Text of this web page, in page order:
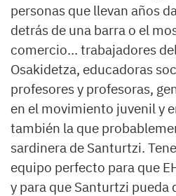
personas que llevan años
detrás de una barra o el
comercio… trabajadores
Osakidetza, educadoras
profesores y profesoras,
en el movimiento juvenil y
también la que
sardinera de Santurtzi.
equipo perfecto para que
y para que Santurtzi pueda